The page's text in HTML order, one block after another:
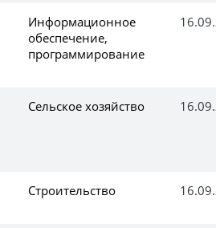
Информационное
обеспечение,
программирование
Сельское хозяйство
Строительство